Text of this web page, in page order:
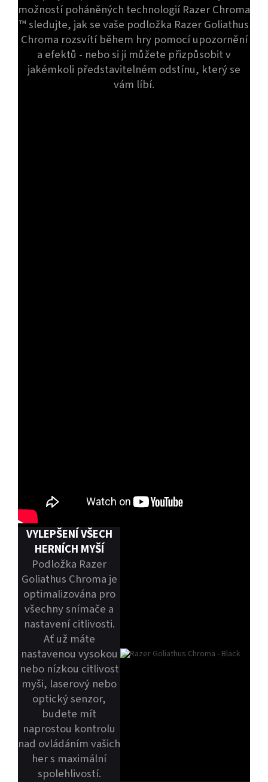
možností poháněných technologií Razer Chroma
™ sledujte, jak se vaše podložka Razer Goliathus
Chroma rozsvítí během hry pomocí upozornění
a efektů - nebo si ji můžete přizpůsobit v
jakémkoli představitelném odstínu, který se
vám líbí.
VYLEPŠENÍ VŠECH
HERNÍCH MYŠÍ
Podložka Razer
Goliathus Chroma je
optimalizována pro
všechny snímače a
nastavení citlivosti.
Ať už máte
nastavenou vysokou
nebo nízkou citlivost
myši, laserový nebo
optický senzor,
budete mít
naprostou kontrolu
nad ovládáním vašich
her s maximální
spolehlivostí.